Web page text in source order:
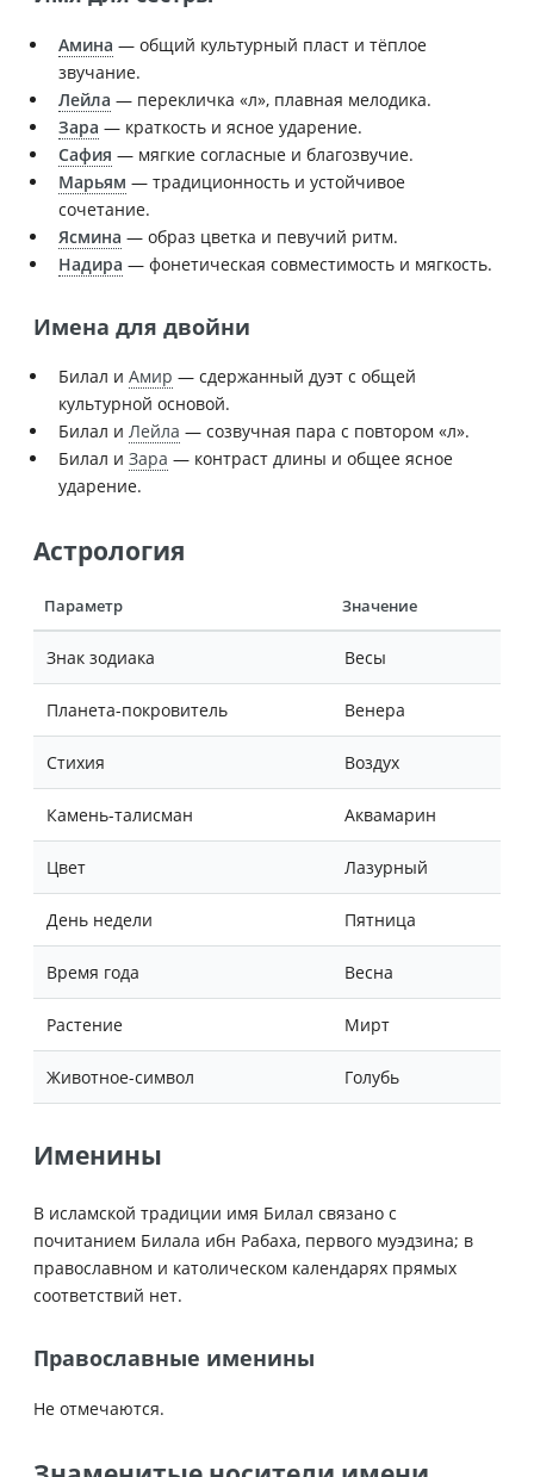
Амина — общий культурный пласт и тёплое
звучание.
Лейла — перекличка «л», плавная мелодика.
Зара — краткость и ясное ударение.
Сафия — мягкие согласные и благозвучие.
Марьям — традиционность и устойчивое
сочетание.
Ясмина — образ цветка и певучий ритм.
Надира — фонетическая совместимость и мягкость.
Имена для двойни
Билал и Амир — сдержанный дуэт с общей
культурной основой.
Билал и Лейла — созвучная пара с повтором «л».
Билал и Зара — контраст длины и общее ясное
ударение.
Астрология
Параметр Значение
Знак зодиака Весы
Планета-покровитель Венера
Стихия Воздух
Камень-талисман Аквамарин
Цвет Лазурный
День недели Пятница
Время года Весна
Растение Мирт
Животное-символ Голубь
Именины
В исламской традиции имя Билал связано с
почитанием Билала ибн Рабаха, первого муэдзина; в
православном и католическом календарях прямых
соответствий нет.
Православные именины
Не отмечаются.